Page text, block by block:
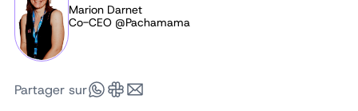
Marion Darnet
Co-CEO @Pachamama
Partager sur